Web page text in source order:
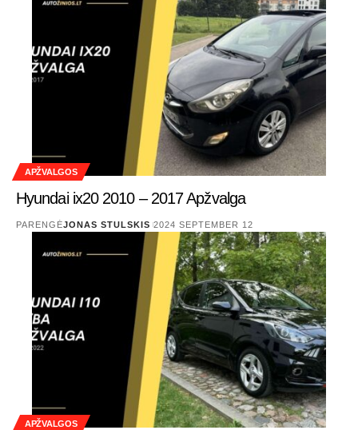
APŽVALGOS
Hyundai ix20 2010 – 2017 Apžvalga
PARENGĖJONAS STULSKIS 2024 SEPTEMBER 12
APŽVALGOS